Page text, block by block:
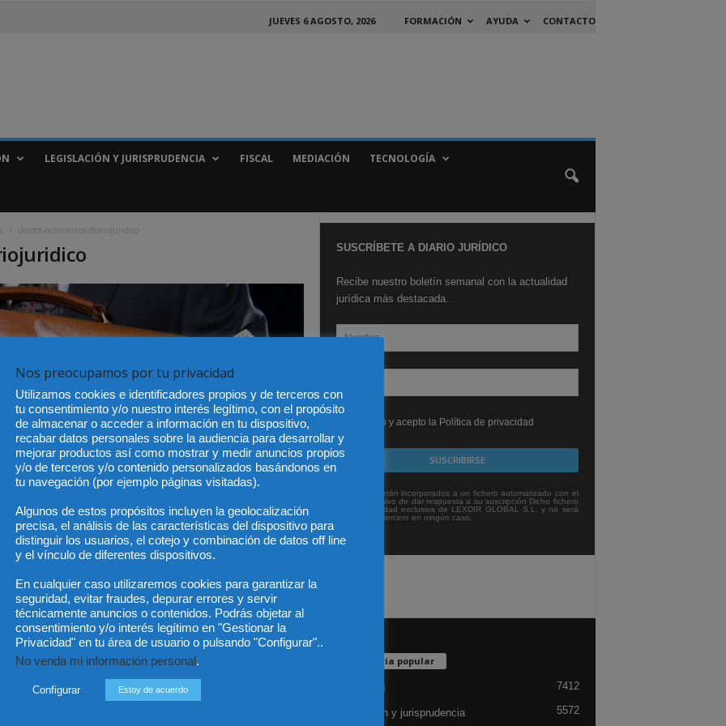
JUEVES 6 AGOSTO, 2026 FORMACIÓN AYUDA CONTACTO
LEGISLACIÓN Y JURISPRUDENCIA FISCAL MEDIACIÓN TECNOLOGÍA
delitos-economicos-diariojuridico
SUSCRÍBETE A DIARIO JURÍDICO
Recibe nuestro boletín semanal con la actualidad
jurídica más destacada.
He leído y acepto la Política de privacidad
Sus datos serán incorporados a un fichero automatizado con el
objeto exclusivo de dar respuesta a su suscripción Dicho fichero
es de titularidad exclusiva de LEXDIR GLOBAL S.L. y no será
cedido a un tercero en ningún caso.
Incluso más noticias
Las empresas se exponen a
Categoría popular
7412
Legislación y jurisprudencia 5572
Nos preocupamos por tu privacidad
Utilizamos cookies e identificadores propios y de terceros con
tu consentimiento y/o nuestro interés legítimo, con el propósito
de almacenar o acceder a información en tu dispositivo,
recabar datos personales sobre la audiencia para desarrollar y
mejorar productos así como mostrar y medir anuncios propios
y/o de terceros y/o contenido personalizados basándonos en
tu navegación (por ejemplo páginas visitadas).
Algunos de estos propósitos incluyen la geolocalización
precisa, el análisis de las características del dispositivo para
distinguir los usuarios, el cotejo y combinación de datos off line
y el vínculo de diferentes dispositivos.
En cualquier caso utilizaremos cookies para garantizar la
seguridad, evitar fraudes, depurar errores y servir
técnicamente anuncios o contenidos. Podrás objetar al
consentimiento y/o interés legítimo en "Gestionar la
Privacidad" en tu área de usuario o pulsando "Configurar"..
No venda mi información personal.
Configurar Estoy de acuerdo